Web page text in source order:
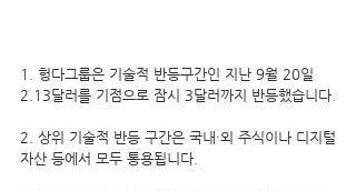
1. 헝다그룹은 기술적 반등구간인 지난 9월 20일
2.13달러를 기점으로 잠시 3달러까지 반등했습니다.
2. 상위 기술적 반등 구간은 국내·외 주식이나 디지털
자산 등에서 모두 통용됩니다.